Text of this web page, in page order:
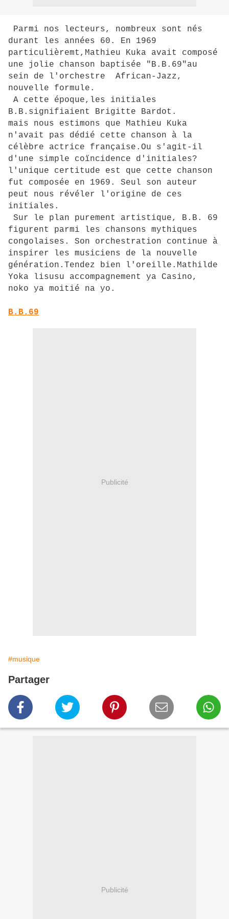
Parmi nos lecteurs, nombreux sont nés
durant les années 60. En 1969
particulièremt,Mathieu Kuka avait composé
une jolie chanson baptisée "B.B.69"au
sein de l'orchestre African-Jazz,
nouvelle formule.
A cette époque,les initiales
B.B.signifiaient Brigitte Bardot.
mais nous estimons que Mathieu Kuka
n'avait pas dédié cette chanson à la
célèbre actrice française.Ou s'agit-il
d'une simple coïncidence d'initiales?
l'unique certitude est que cette chanson
fut composée en 1969. Seul son auteur
peut nous révéler l'origine de ces
initiales.
Sur le plan purement artistique, B.B. 69
figurent parmi les chansons mythiques
congolaises. Son orchestration continue à
inspirer les musiciens de la nouvelle
génération.Tendez bien l'oreille.Mathilde
Yoka lisusu accompagnement ya Casino,
noko ya moitié na yo.
B.B.69
Publicité
#musique
Partager
Publicité